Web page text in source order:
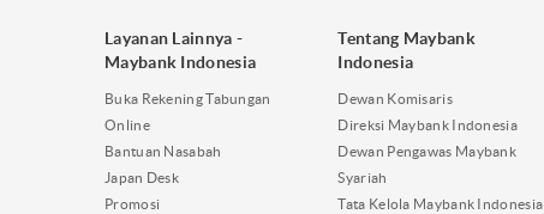
Layanan Lainnya -
Maybank Indonesia
Buka Rekening Tabungan
Online
Bantuan Nasabah
Japan Desk
Promosi
Tentang Maybank
Indonesia
Dewan Komisaris
Direksi Maybank Indonesia
Dewan Pengawas Maybank
Syariah
Tata Kelola Maybank Indonesia